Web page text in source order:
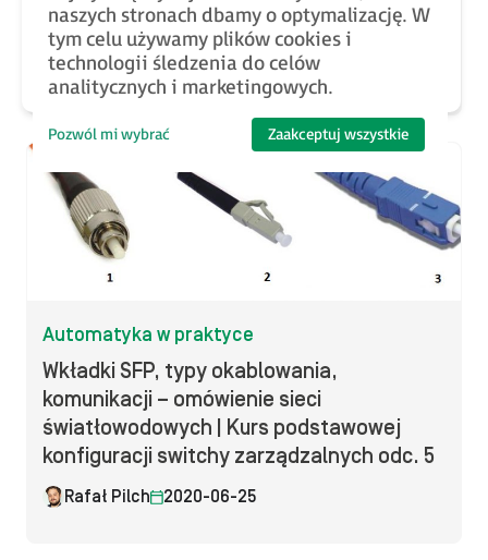
zarządzalnych odc. 6
Rafał Pilch 2020-07-13
Automatyka w praktyce
Wkładki SFP, typy okablowania,
komunikacji – omówienie sieci
światłowodowych | Kurs podstawowej
konfiguracji switchy zarządzalnych odc. 5
Rafał Pilch 2020-06-25
naszych stronach dbamy o optymalizację. W
tym celu używamy plików cookies i
technologii śledzenia do celów
analitycznych i marketingowych.
Pozwól mi wybrać Zaakceptuj wszystkie